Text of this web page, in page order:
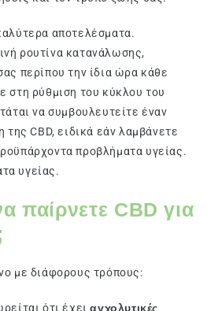
αποτελέσματα.
ρουτίνα κατανάλωσης,
περίπου την ίδια ώρα κάθε
στη ρύθμιση του κύκλου του
να συμβουλευτείτε έναν
της CBD, ειδικά εάν λαμβάνετε
προβλήματα υγείας.
υγείας.
παίρνετε CBD για
με διάφορους τρόπους:
ότι έχειαγχολυτικές